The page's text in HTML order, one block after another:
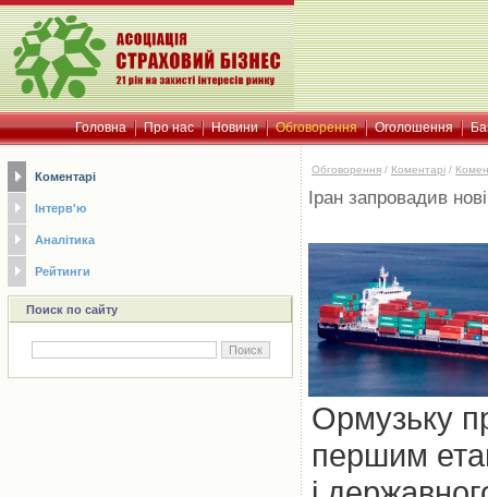
Головна Про нас Новини Обговорення Оголошення
Коментарі
Інтерв'ю
Аналітика
Рейтинги
Поиск по сайту
Обговорення / Коментарі /
Іран запровадив
Ормузьку
першим